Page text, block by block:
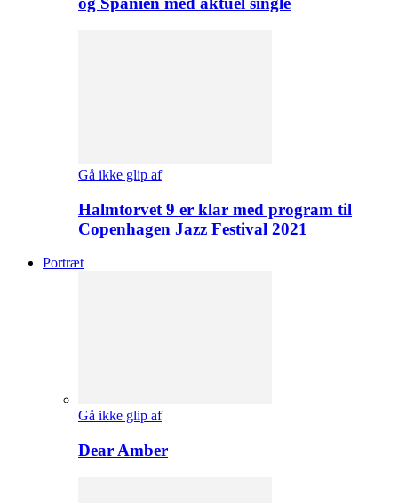
Gå ikke glip af
Halmtorvet 9 er klar med program til
Copenhagen Jazz Festival 2021
Portræt
Gå ikke glip af
Dear Amber